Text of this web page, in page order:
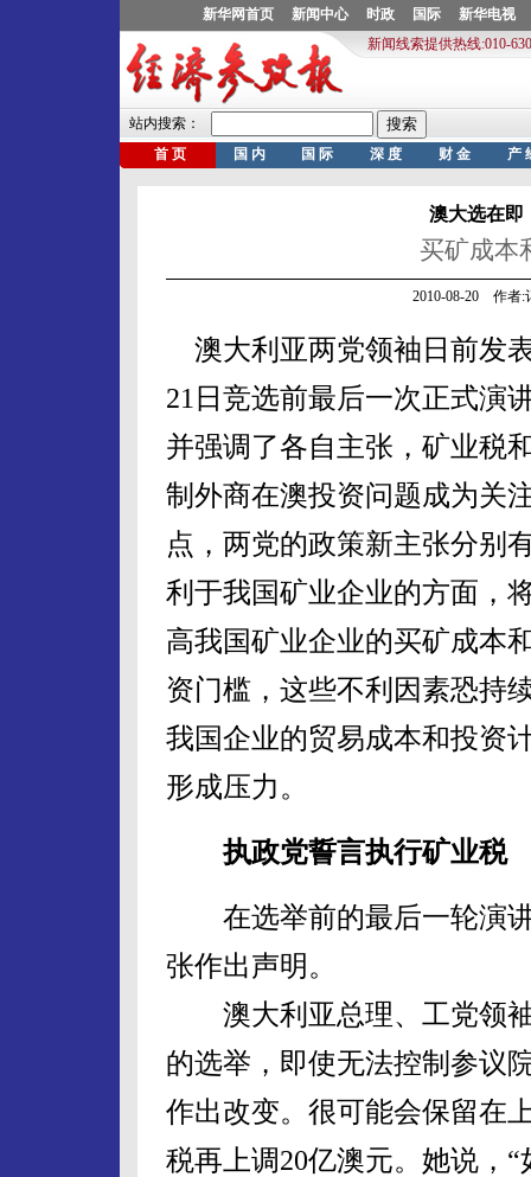
澳大选在
买矿成本
2010-08-20 作者:
澳大利亚两党领袖日前发
21日竞选前最后一次正式演
并强调了各自主张，矿业税
制外商在澳投资问题成为关
点，两党的政策新主张分别
利于我国矿业企业的方面，
高我国矿业企业的买矿成本
资门槛，这些不利因素恐持
我国企业的贸易成本和投资
形成压力。
执政党誓言执行矿业税
在选举前的最后一轮演讲
张作出声明。
澳大利亚总理、工党领袖
的选举，即使无法控制参议
作出改变。很可能会保留在
税再上调20亿澳元。她说，